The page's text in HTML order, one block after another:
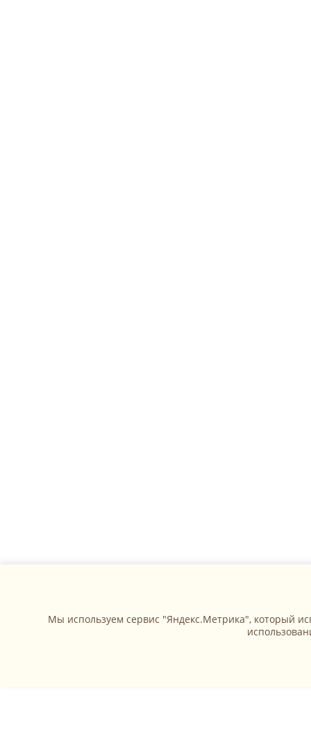
Мы используем сервис "Яндекс.Метрика", который